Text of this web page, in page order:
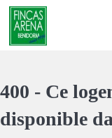
400 - Ce
disponible